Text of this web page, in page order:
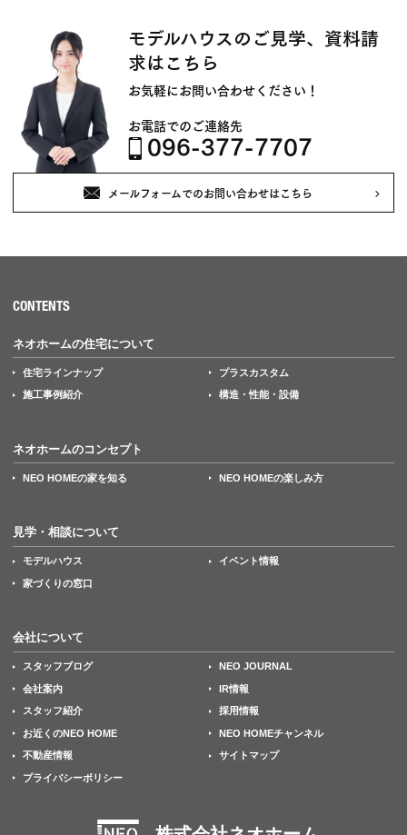
モデルハウスのご見学、資料請
求はこちら
お気軽にお問い合わせください！
お電話でのご連絡先
096-377-7707
メールフォームでのお問い合わせはこちら
CONTENTS
ネオホームの住宅について
住宅ラインナップ プラスカスタム
施工事例紹介 構造・性能・設備
ネオホームのコンセプト
NEO HOMEの家を知る NEO HOMEの楽しみ方
見学・相談について
モデルハウス イベント情報
家づくりの窓口
会社について
スタッフブログ NEO JOURNAL
会社案内 IR情報
スタッフ紹介 採用情報
お近くのNEO HOME NEO HOMEチャンネル
不動産情報 サイトマップ
プライバシーポリシー